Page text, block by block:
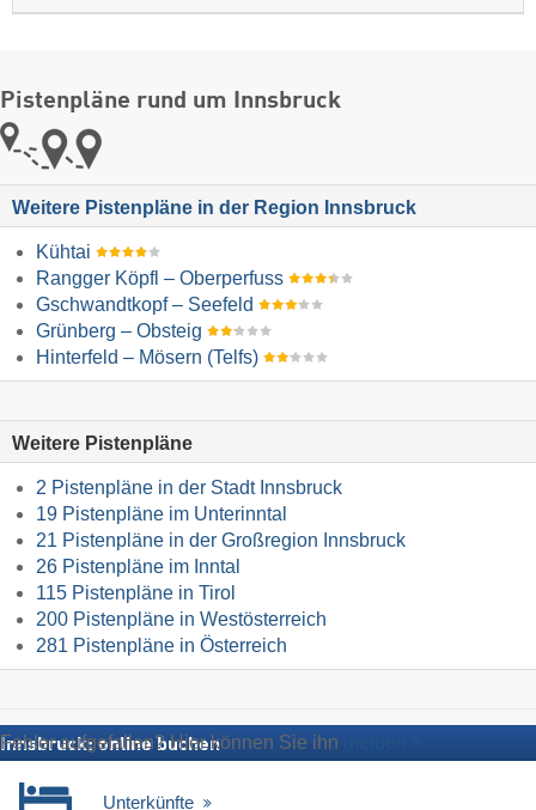
Pistenpläne rund um Innsbruck
Weitere Pistenpläne in der Region Innsbruck
Kühtai
Rangger Köpfl – Oberperfuss
Gschwandtkopf – Seefeld
Grünberg – Obsteig
Hinterfeld – Mösern (Telfs)
Weitere Pistenpläne
2 Pistenpläne in der Stadt Innsbruck
19 Pistenpläne im Unterinntal
21 Pistenpläne in der Großregion Innsbruck
26 Pistenpläne im Inntal
115 Pistenpläne in Tirol
200 Pistenpläne in Westösterreich
281 Pistenpläne in Österreich
Fehler aufgefallen? Hier können Sie ihn
Innsbruck: online buchen
Unterkünfte